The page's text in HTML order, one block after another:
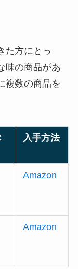
た方にとっ
味の商品があ
複数の商品を
入手方法
Amazon
Amazon